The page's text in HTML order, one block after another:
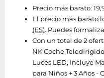
Precio más barato:
El precio más barato
(ES). Puedes
Con un total de 2
NK Coche
Luces LED, Incluye
para Niños + 3 Años -